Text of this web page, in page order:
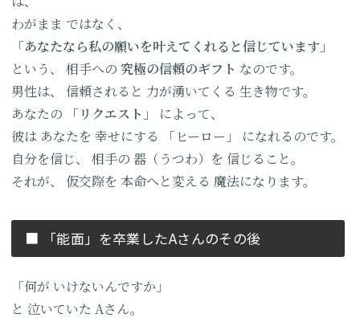
わがまま ではなく、
「あなたなら私の願いを叶えてくれると信じています」
という、
相手への 究極の信頼のギフト なのです。
男性は、
信頼されると 力が湧いてくる 生き物です。
あなたの
「リクエスト」
によって、
彼は あなたを 幸せにする 「ヒーロー」
になれるのです。
自分を信じ、
相手の 器（うつわ）を 信じること。
それが、
仮交際を 本命へと変える 魔法になります。
■ 「能面」を卒業したAさんのその後
「何が いけないんですか」
と 泣いていた Aさん。